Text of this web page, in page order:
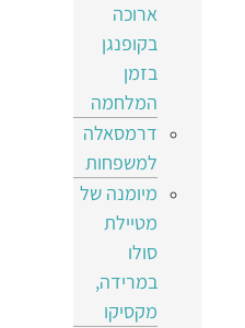
ארוכה
בקופנגן
בזמן
המלחמה
דרמסאלה
למשפחות
מיומנה של
מטיילת
סולו
במרידה,
מקסיקו